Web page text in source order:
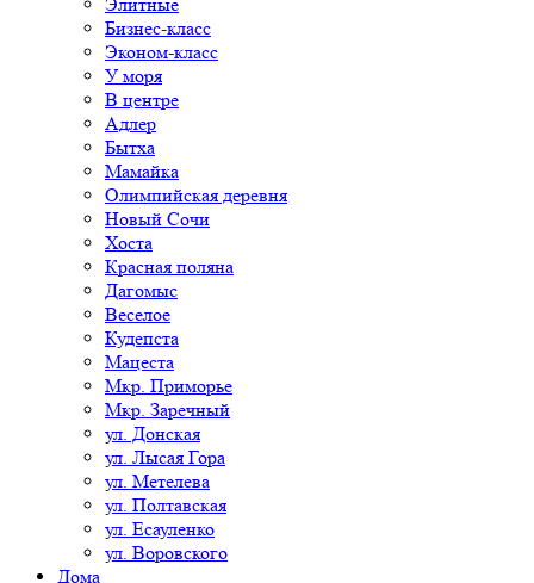
Бизнес-класс
Эконом-класс
У моря
В центре
Адлер
Бытха
Мамайка
Олимпийская деревня
Новый Сочи
Хоста
Красная поляна
Дагомыс
Веселое
Кудепста
Мацеста
Мкр. Приморье
Мкр. Заречный
ул. Донская
ул. Лысая Гора
ул. Метелева
ул. Полтавская
ул. Есауленко
ул. Воровского
Дома